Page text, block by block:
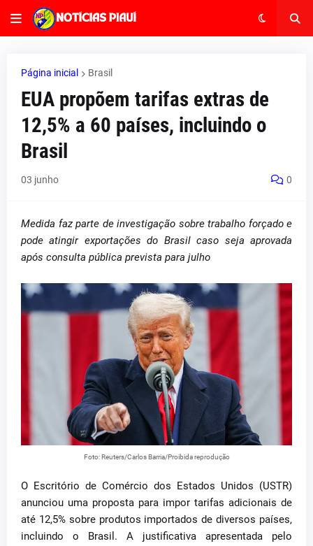
Página inicial Brasil
EUA propõem tarifas extras de
12,5% a 60 países, incluindo o
Brasil
03 junho 0
Medida faz parte de investigação sobre trabalho forçado e
pode atingir exportações do Brasil caso seja aprovada
após consulta pública prevista para julho
Foto: Reuters/Carlos Barria/Proibida reprodução
O Escritório de Comércio dos Estados Unidos (USTR)
anunciou uma proposta para impor tarifas adicionais de
até 12,5% sobre produtos importados de diversos países,
incluindo o Brasil. A justificativa apresentada pelo